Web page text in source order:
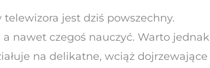
jest dziś powszechny.
nawet czegoś nauczyć. Warto jednak
na delikatne, wciąż dojrzewające